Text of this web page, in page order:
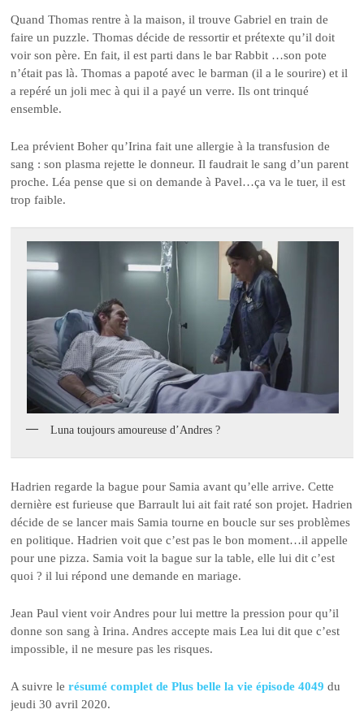
Quand Thomas rentre à la maison, il trouve Gabriel en train de
faire un puzzle. Thomas décide de ressortir et prétexte qu’il doit
voir son père. En fait, il est parti dans le bar Rabbit …son pote
n’était pas là. Thomas a papoté avec le barman (il a le sourire) et il
a repéré un joli mec à qui il a payé un verre. Ils ont trinqué
ensemble.
Lea prévient Boher qu’Irina fait une allergie à la transfusion de
sang : son plasma rejette le donneur. Il faudrait le sang d’un parent
proche. Léa pense que si on demande à Pavel…ça va le tuer, il est
trop faible.
Luna toujours amoureuse d’Andres ?
Hadrien regarde la bague pour Samia avant qu’elle arrive. Cette
dernière est furieuse que Barrault lui ait fait raté son projet. Hadrien
décide de se lancer mais Samia tourne en boucle sur ses problèmes
en politique. Hadrien voit que c’est pas le bon moment…il appelle
pour une pizza. Samia voit la bague sur la table, elle lui dit c’est
quoi ? il lui répond une demande en mariage.
Jean Paul vient voir Andres pour lui mettre la pression pour qu’il
donne son sang à Irina. Andres accepte mais Lea lui dit que c’est
impossible, il ne mesure pas les risques.
A suivre lerésumé complet de Plus belle la vie épisode 4049 du
jeudi 30 avril 2020.